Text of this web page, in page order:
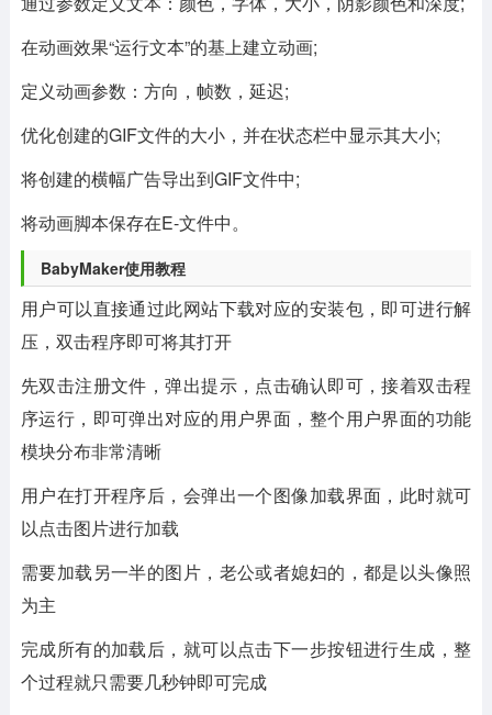
在动画效果“运行文本”的基上建立动画;
定义动画参数：方向，帧数，延迟;
优化创建的GIF文件的大小，并在状态栏中显示其大小;
将创建的横幅广告导出到GIF文件中;
将动画脚本保存在E-文件中。
BabyMaker使用教程
用户可以直接通过此网站下载对应的安装包，即可进行解
压，双击程序即可将其打开
先双击注册文件，弹出提示，点击确认即可，接着双击程
序运行，即可弹出对应的用户界面，整个用户界面的功能
模块分布非常清晰
用户在打开程序后，会弹出一个图像加载界面，此时就可
以点击图片进行加载
需要加载另一半的图片，老公或者媳妇的，都是以头像照
为主
完成所有的加载后，就可以点击下一步按钮进行生成，整
个过程就只需要几秒钟即可完成